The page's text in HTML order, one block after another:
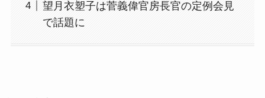
望月衣塑子は菅義偉官房長官の定例会見
で話題に